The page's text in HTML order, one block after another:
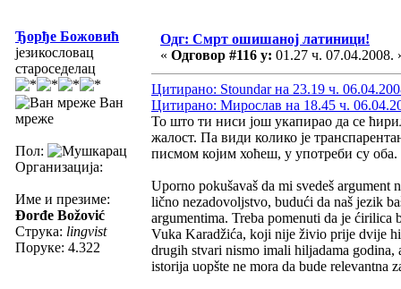
Ђорђе Божовић
језикословац
староседелац
Ван
мреже
Пол:
Организација:
Име и презиме:
Đorđe Božović
Струка: lingvist
Поруке: 4.322
Одг: Смрт ошишаној латиници!
« Одговор #116 у: 01.27 ч. 07.04.2008.
Цитирано: Stoundar на 23.19 ч.
Цитирано: Мирослав на 18.45 ч.
То што ти ниси још укапирао да се
жалост. Па види колико је
писмом којим хоћеш, у употреби су оба.
Uporno pokušavaš da mi svedeš argument
lično nezadovoljstvo, budući da naš jezik
argumentima. Treba pomenuti da je
Vuka Karadžića, koji nije živio prije dvije
drugih stvari nismo imali hiljadama godina,
istorija uopšte ne mora da bude relevantna